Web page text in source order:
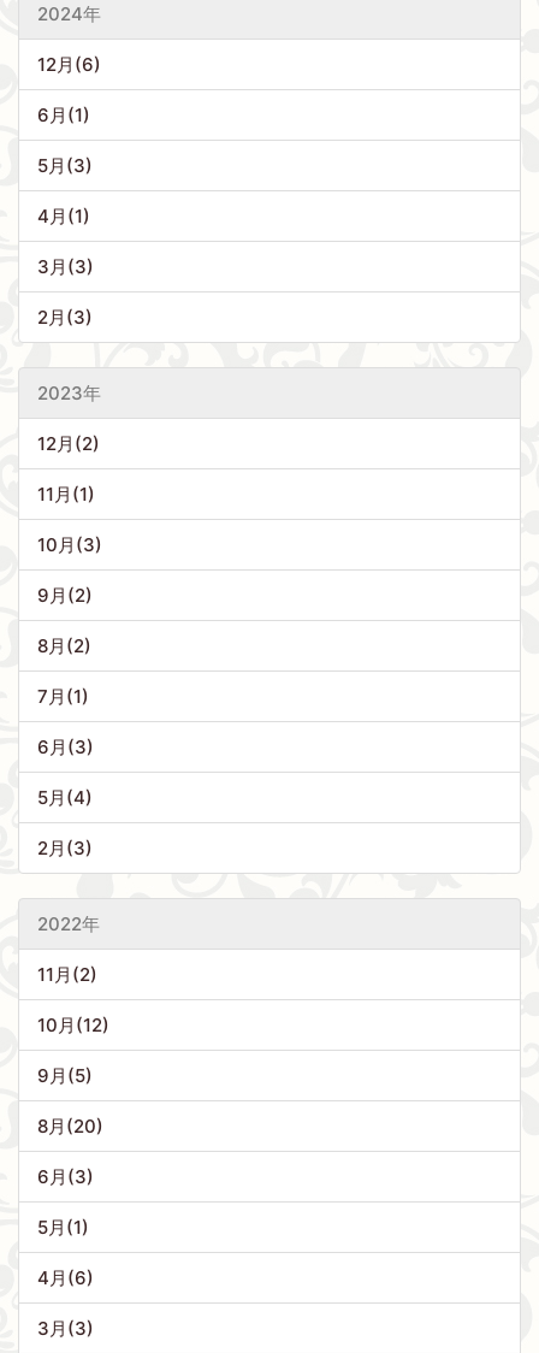
2024年
12月(6)
6月(1)
5月(3)
4月(1)
3月(3)
2月(3)
2023年
12月(2)
11月(1)
10月(3)
9月(2)
8月(2)
7月(1)
6月(3)
5月(4)
2月(3)
2022年
11月(2)
10月(12)
9月(5)
8月(20)
6月(3)
5月(1)
4月(6)
3月(3)